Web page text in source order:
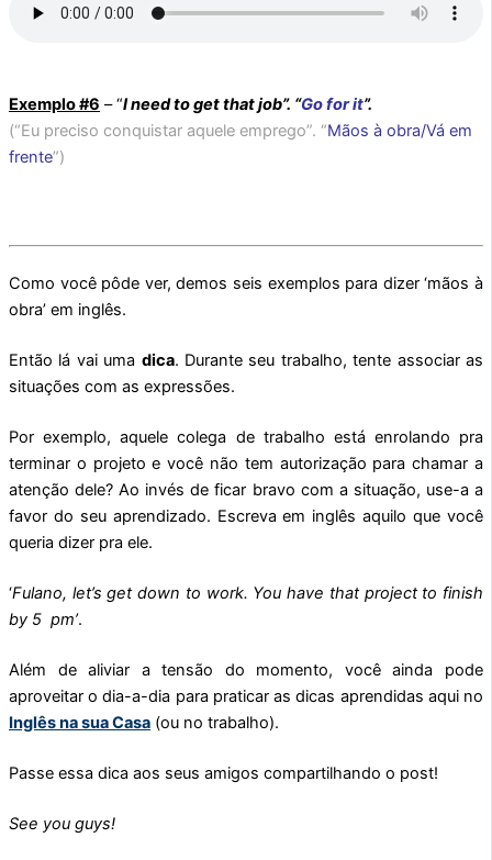
Exemplo #6 – “I need to get that job”. “Go for it”.
(“Eu preciso conquistar aquele emprego”. “Mãos à obra/Vá em
frente”)
Como você pôde ver, demos seis exemplos para dizer ‘mãos à
obra’ em inglês.
Então lá vai uma dica. Durante seu trabalho, tente associar as
situações com as expressões.
Por exemplo, aquele colega de trabalho está enrolando pra
terminar o projeto e você não tem autorização para chamar a
atenção dele? Ao invés de ficar bravo com a situação, use-a a
favor do seu aprendizado. Escreva em inglês aquilo que você
queria dizer pra ele.
‘Fulano, let’s get down to work. You have that project to finish
by 5 pm’.
Além de aliviar a tensão do momento, você ainda pode
aproveitar o dia-a-dia para praticar as dicas aprendidas aqui no
Inglês na sua Casa (ou no trabalho).
Passe essa dica aos seus amigos compartilhando o post!
See you guys!